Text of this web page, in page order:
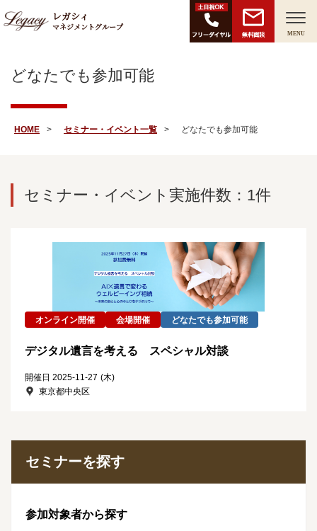
レガシィ
マネジメントグループ
無料面談 MENU
どなたでも参加可能
HOME セミナー・イベント一覧 どなたでも参加可能
セミナー・イベント実施件数：1件
オンライン開催 会場開催 どなたでも参加可能
デジタル遺言を考える スペシャル対談
開催日 2025-11-27 (木)
東京都中央区
セミナーを探す
参加対象者から探す